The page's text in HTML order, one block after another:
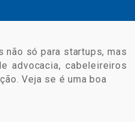
não só para startups, mas
advocacia, cabeleireiros
Veja se é uma boa